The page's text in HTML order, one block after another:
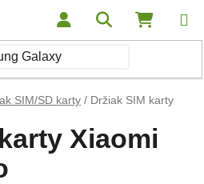
Hľadať
SIM/SD karty / Držiak SIM karty
Xiaomi